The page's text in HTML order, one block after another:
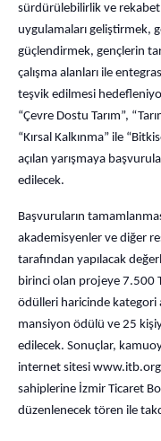
sürdürülebilirlik ve rekabet
uygulamaları geliştirmek,
güçlendirmek, gençlerin
çalışma alanları ile
teşvik edilmesi hedefleniyor.
“Çevre Dostu Tarım”,
“Kırsal Kalkınma” ile
açılan yarışmaya
edilecek.
Başvuruların
akademisyenler ve diğer
tarafından yapılacak
birinci olan projeye 7.500
ödülleri haricinde kategori
mansiyon ödülü ve 25
edilecek. Sonuçlar,
internet sitesi
sahiplerine İzmir Ticaret
düzenlenecek tören ile